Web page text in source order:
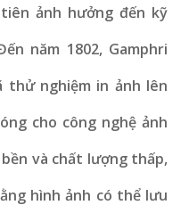
ảnh hưởng đến kỹ
năm 1802, Gamphri
thử nghiệm in ảnh lên
cho công nghệ ảnh
và chất lượng thấp,
hình ảnh có thể lưu